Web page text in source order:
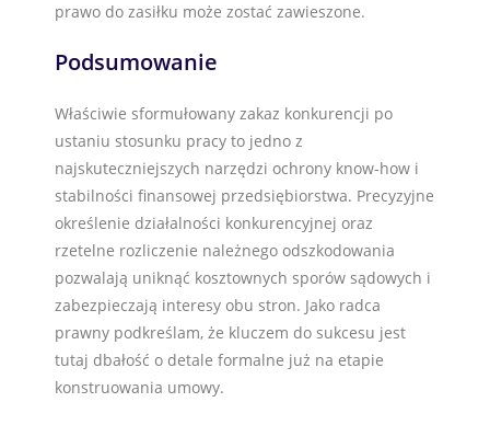
prawo do zasiłku może zostać zawieszone.
Podsumowanie
Właściwie sformułowany zakaz konkurencji po
ustaniu stosunku pracy to jedno z
najskuteczniejszych narzędzi ochrony know-how i
stabilności finansowej przedsiębiorstwa. Precyzyjne
określenie działalności konkurencyjnej oraz
rzetelne rozliczenie należnego odszkodowania
pozwalają uniknąć kosztownych sporów sądowych i
zabezpieczają interesy obu stron. Jako radca
prawny podkreślam, że kluczem do sukcesu jest
tutaj dbałość o detale formalne już na etapie
konstruowania umowy.